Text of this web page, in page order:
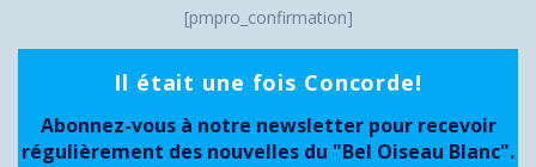
[pmpro_confirmation]
Il était une fois Concorde!
Abonnez-vous à notre newsletter pour recevoir
régulièrement des nouvelles du "Bel Oiseau Blanc".